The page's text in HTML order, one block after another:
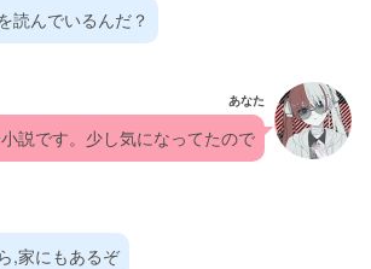
読んでいるんだ？
あなた
説です。少し気になってたので
,家にもあるぞ